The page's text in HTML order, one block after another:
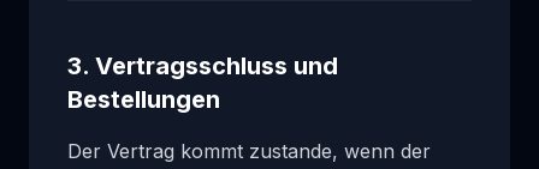
3. Vertragsschluss und
Bestellungen
Der Vertrag kommt zustande, wenn der